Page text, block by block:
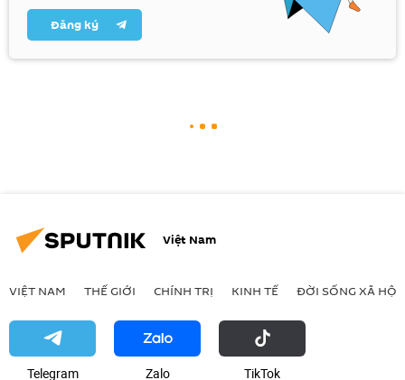
Đăng ký
Việt Nam
VIỆT NAM THẾ GIỚI CHÍNH TRỊ KINH TẾ ĐỜI SỐNG XÃ HỘI
Telegram Zalo ТikТоk